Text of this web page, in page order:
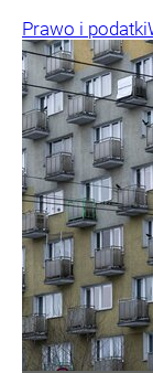
Prawo i podatki